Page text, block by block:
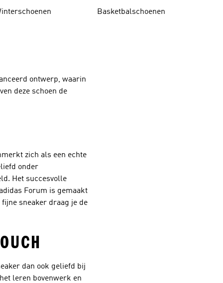
Basketbalschoenen
ontwerp, waarin
deze schoen de
zich als een echte
onder
Het succesvolle
Forum is gemaakt
sneaker draag je de
dan ook geliefd bij
leren bovenwerk en